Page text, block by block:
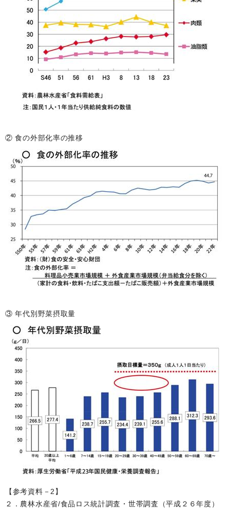
② 食の外部化率の推移
③ 年代別野菜摂取量
【参考資料－2】
２．農林水産省/食品ロス統計調査・世帯調査（平成２６年度）